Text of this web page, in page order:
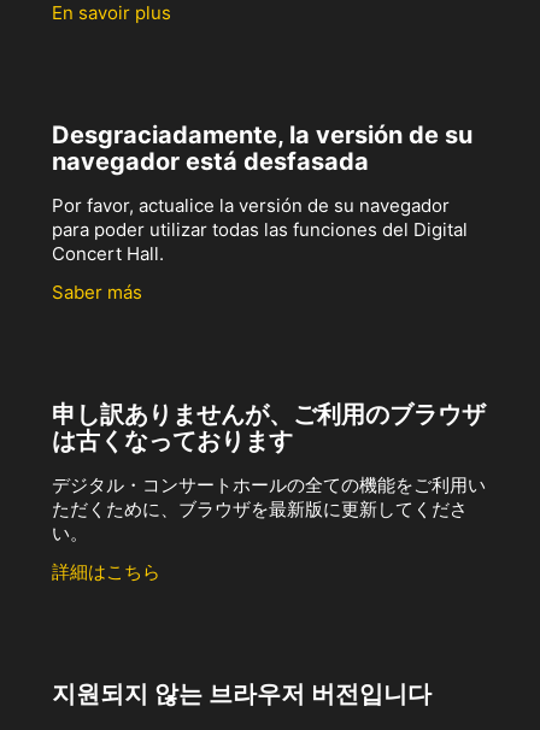
En savoir plus
Desgraciadamente, la versión de su
navegador está desfasada
Por favor, actualice la versión de su navegador
para poder utilizar todas las funciones del Digital
Concert Hall.
Saber más
申し訳ありませんが、ご利用のブラウザ
は古くなっております
デジタル・コンサートホールの全ての機能をご利用い
ただくために、ブラウザを最新版に更新してくださ
い。
詳細はこちら
지원되지 않는 브라우저 버전입니다